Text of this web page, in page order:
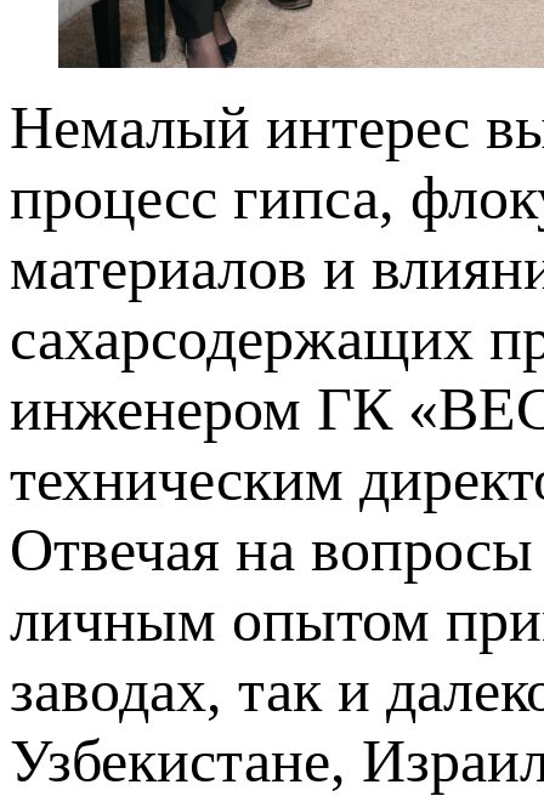
Немалый интерес
процесс гипса,
материалов и
сахарсодержащих
инженером ГК
техническим
Отвечая на
личным опытом
заводах, так и
Узбекистане,